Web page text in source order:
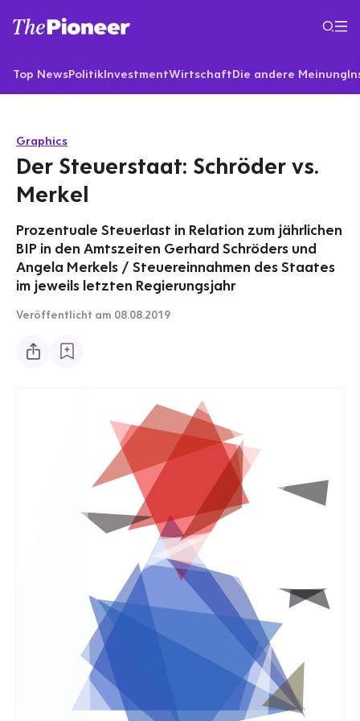
Top NewsPolitikInvestmentWirtschaftDie andere Meinung
Graphics
Der Steuerstaat: Schröder vs.
Merkel
Prozentuale Steuerlast in Relation zum jährlichen
BIP in den Amtszeiten Gerhard Schröders und
Angela Merkels / Steuereinnahmen des Staates
im jeweils letzten Regierungsjahr
Veröffentlicht am 08.08.2019